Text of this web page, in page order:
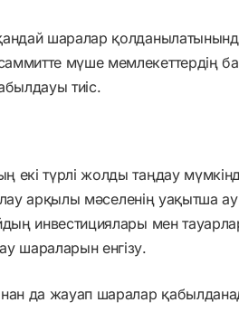
шаралар
мүше мемлекеттердің
тиіс.
түрлі жолды таңдау
арқылы мәселенің уақытша
инвестициялары мен
шараларын енгізу.
да жауап шаралар